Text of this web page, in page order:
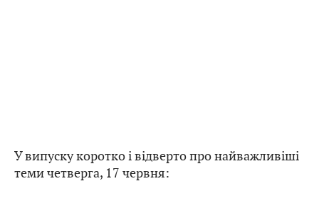
У випуску коротко і відверто про найважливіші
теми четверга, 17 червня: